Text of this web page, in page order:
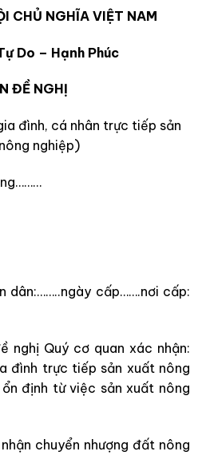
CHỦ NGHĨA VIỆT NAM
Do – Hạnh Phúc
ĐỀ NGHỊ
đình, cá nhân trực tiếp sản
nghiệp)
dân:……..ngày cấp…….nơi cấp:
nghị Quý cơ quan xác nhận:
đình trực tiếp sản xuất nông
định từ việc sản xuất nông
chuyển nhượng đất nông